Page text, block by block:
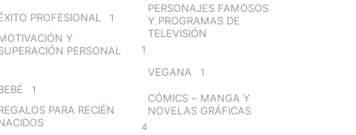
PROFESIONAL 1
Y
PERSONAL
1
PARA RECIÉN
PERSONAJES FAMOSOS
Y PROGRAMAS DE
TELEVISIÓN
1
VEGANA 1
CÓMICS – MANGA Y
NOVELAS GRÁFICAS
4